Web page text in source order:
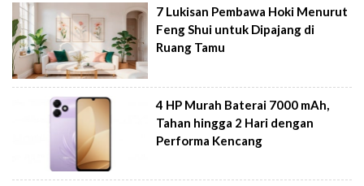
7 Lukisan Pembawa Hoki Menurut
Feng Shui untuk Dipajang di
Ruang Tamu
4 HP Murah Baterai 7000 mAh,
Tahan hingga 2 Hari dengan
Performa Kencang